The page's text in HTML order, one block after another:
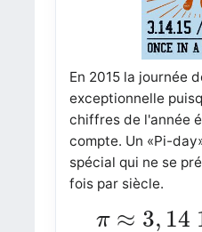
En 2015 la journée
exceptionnelle
chiffres de l'année
compte. Un «Pi-
spécial qui ne se
fois par siècle.
π ≈ 3, 14
≈3 14